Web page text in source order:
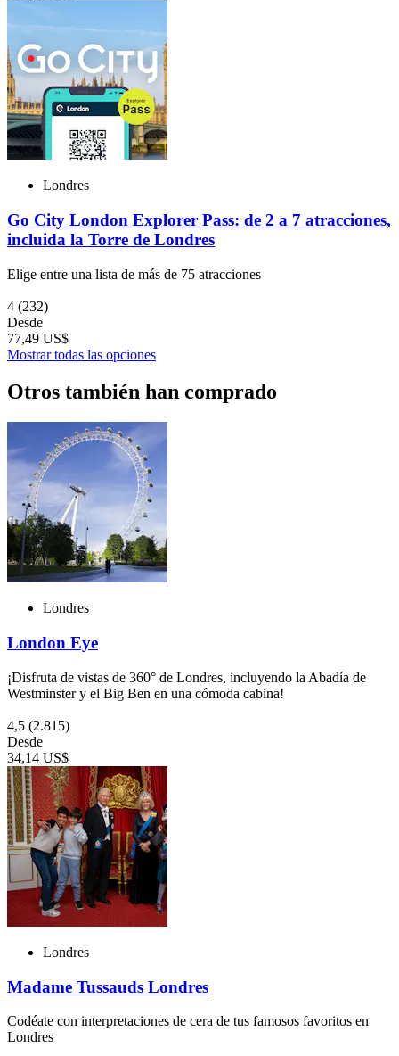
Londres
Go City London Explorer Pass: de 2 a 7 atracciones,
incluida la Torre de Londres
Elige entre una lista de más de 75 atracciones
4 (232)
Desde
77,49 US$
Mostrar todas las opciones
Otros también han comprado
Londres
London Eye
¡Disfruta de vistas de 360° de Londres, incluyendo la Abadía de
Westminster y el Big Ben en una cómoda cabina!
4,5 (2.815)
Desde
34,14 US$
Londres
Madame Tussauds Londres
Codéate con interpretaciones de cera de tus famosos favoritos en
Londres